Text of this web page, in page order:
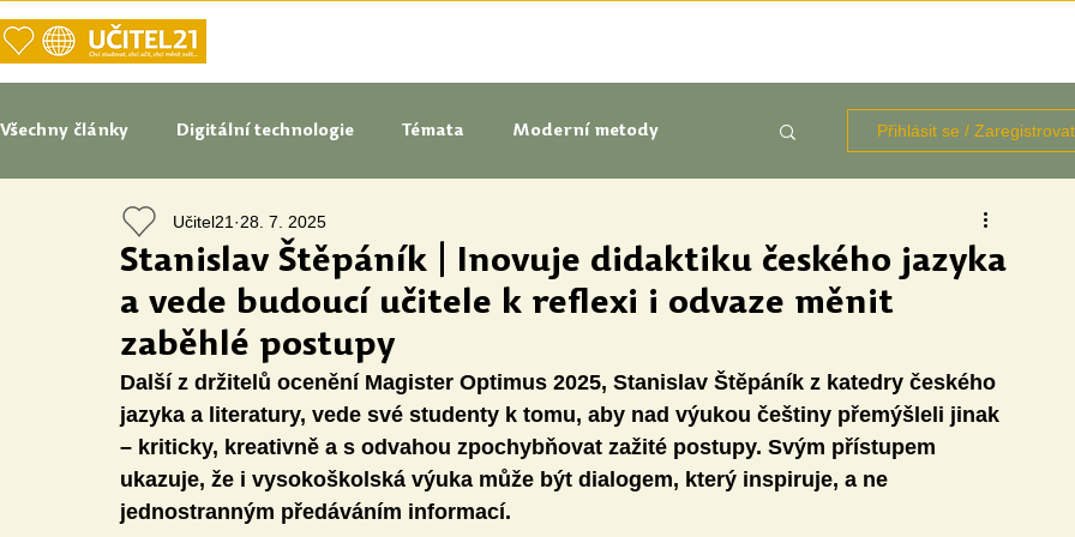
Všechny články Digitální technologie Témata Moderní metody
Tipy do pedagogické praxe
Oborové didaktiky Digitální vzdělávací zdroje
Speciální vzdělávací potřeby Inovace Očima studentů
Přihlásit se /
Stanislav Štěpáník | Inovuje didaktiku českého jazyka
a vede budoucí učitele k reflexi i odvaze měnit
zaběhlé postupy
Učitel21 28. 7. 2025
Další z držitelů ocenění Magister Optimus 2025, Stanislav Štěpáník z katedry českého
jazyka a literatury, vede své studenty k tomu, aby nad výukou češtiny přemýšleli jinak
– kriticky, kreativně a s odvahou zpochybňovat zažité postupy. Svým přístupem
ukazuje, že i vysokoškolská výuka může být dialogem, který inspiruje, a ne
jednostranným předáváním informací.